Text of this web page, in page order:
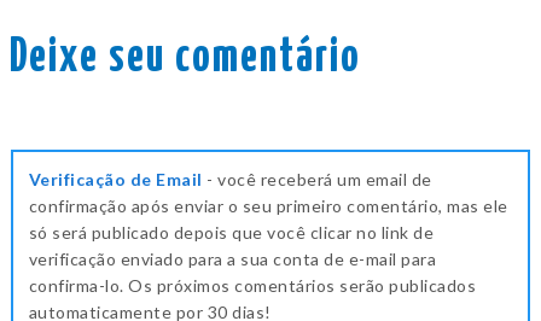
Deixe seu comentário
Verificação de Email - você receberá um email de
confirmação após enviar o seu primeiro comentário, mas ele
só será publicado depois que você clicar no link de
verificação enviado para a sua conta de e-mail para
confirma-lo. Os próximos comentários serão publicados
automaticamente por 30 dias!